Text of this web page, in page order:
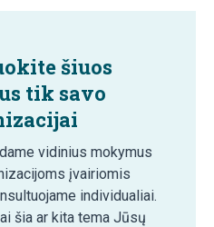
šiuos
tik savo
vidinius mokymus
įvairiomis
individualiai.
šia ar kita tema Jūsų